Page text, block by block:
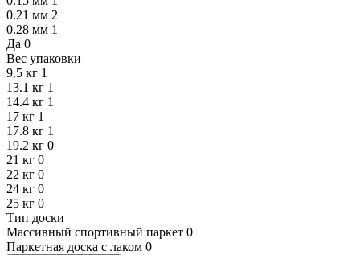
0.21 мм 2
0.28 мм 1
Да 0
Вес упаковки
9.5 кг 1
13.1 кг 1
14.4 кг 1
17 кг 1
17.8 кг 1
19.2 кг 0
21 кг 0
22 кг 0
24 кг 0
25 кг 0
Тип доски
Массивный спортивный паркет 0
Паркетная доска с лаком 0